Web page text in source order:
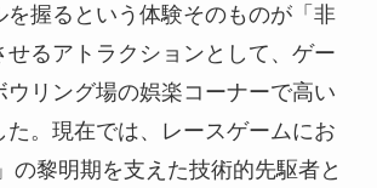
を握るという体験そのものが「非
せるアトラクションとして、ゲー
ウリング場の娯楽コーナーで高い
た。現在では、レースゲームにお
の黎明期を支えた技術的先駆者と